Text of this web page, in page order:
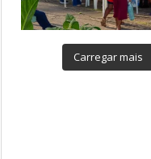
Carregar mais